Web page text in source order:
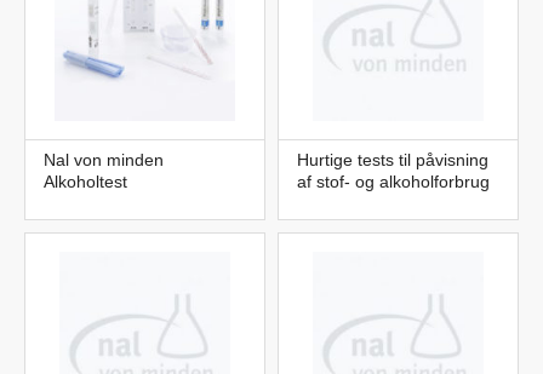
Nal von minden
Alkoholtest
Hurtige tests til påvisning
af stof- og alkoholforbrug